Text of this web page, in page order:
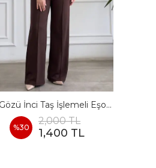
Kuş Gözü İnci Taş İşlemeli Eşofman Takımı - KAHVERENGI
%30
2,000 TL
1,400 TL